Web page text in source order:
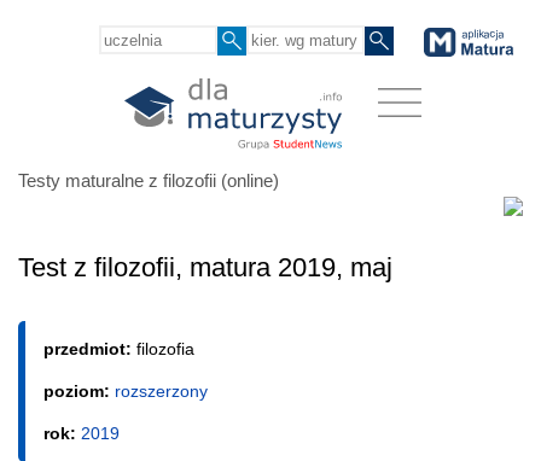
Testy maturalne z filozofii (online)
Test z filozofii, matura 2019, maj
przedmiot: filozofia
poziom: rozszerzony
rok: 2019